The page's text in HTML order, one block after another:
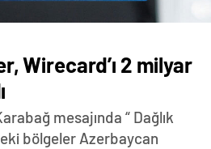
Wirecard’ı 2 milyar
mesajında “ Dağlık
bölgeler Azerbaycan